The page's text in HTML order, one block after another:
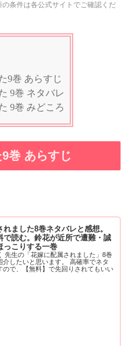
条件は各公式サイトでご確認くだ
9巻 あらすじ
9巻 ネタバレ
9巻 みどころ
巻 あらすじ
ました8巻ネタバレと感想。
で読む。鈴花が近所で遭難・誠
っこりする一巻
先生の「花嫁に配属されました」8巻
介したいと思います。 高確率でネタ
ので、【無料】で先回りされてもいい